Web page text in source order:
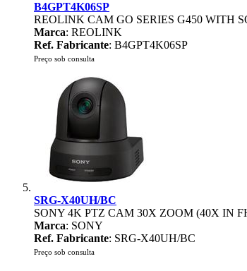
B4GPT4K06SP
REOLINK CAM GO SERIES G450 WITH
Marca: REOLINK
Ref. Fabricante: B4GPT4K06SP
Preço sob consulta
SRG-X40UH/BC
SONY 4K PTZ CAM 30X ZOOM (40X IN
Marca: SONY
Ref. Fabricante: SRG-X40UH/BC
Preço sob consulta